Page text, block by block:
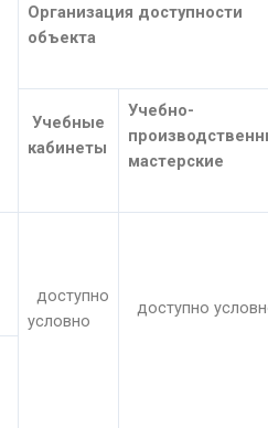
Организация доступности
объекта
Учебные
кабинеты
Учебно-
мастерские
доступно
условно
доступно